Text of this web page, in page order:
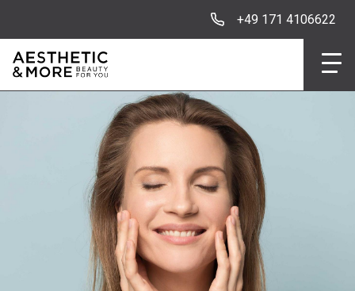
+49 171 4106622
Institut
Klassische
Intentsive
Produkte